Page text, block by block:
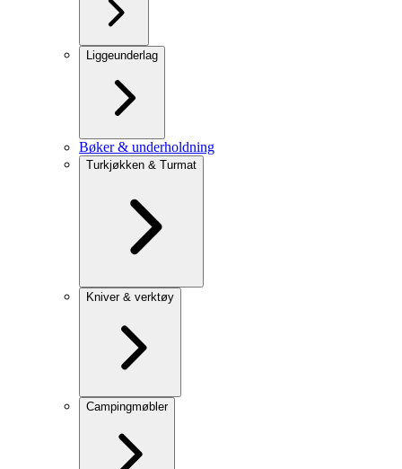
Liggeunderlag
Bøker & underholdning
Turkjøkken & Turmat
Kniver & verktøy
Campingmøbler